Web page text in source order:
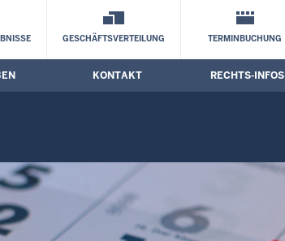
GESCHÄFTSVERTEILUNG TERMINBUCHUNG
KONTAKT RECHTS-INFOS